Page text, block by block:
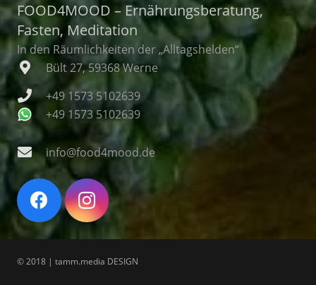
FOOD4MOOD – Ernährungsberatung,
Fasten, Meditation
In den Räumlichkeiten der „Alltagshelden“
Bült 27, 59368 Werne
+49 1573 5102639
+49 1573 5102639
info@food4mood.de
© 2018 | tamm.media DESIGN